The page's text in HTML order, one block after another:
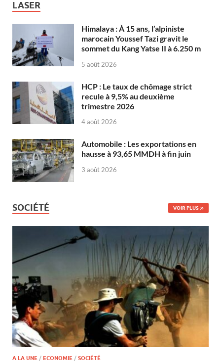
LASER
Himalaya : À 15 ans, l’alpiniste
marocain Youssef Tazi gravit le
sommet du Kang Yatse II à 6.250 m
5 août 2026
HCP : Le taux de chômage strict
recule à 9,5% au deuxième
trimestre 2026
4 août 2026
Automobile : Les exportations en
hausse à 93,65 MMDH à fin juin
3 août 2026
SOCIÉTÉ VOIR PLUS
A LA UNE / ECONOMIE / SOCIÉTÉ